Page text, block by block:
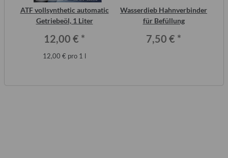
ATF vollsynthetic automatic
Getriebeöl, 1 Liter
12,00 € *
12,00 € pro 1 l
Wasserdieb Hahnverbinder
für Befüllung
7,50 € *